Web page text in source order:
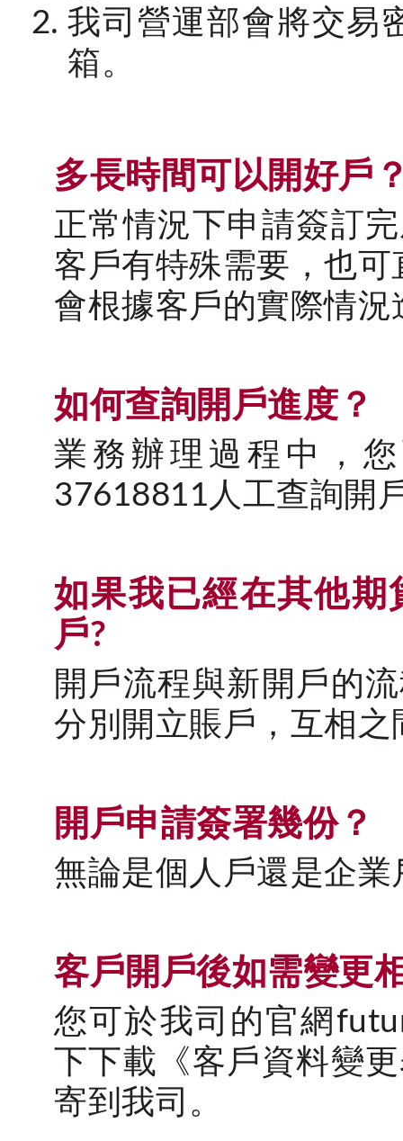
我司營運部會將交易
箱。
多長時間可以開好戶
正常情況下申請簽訂
客戶有特殊需要，也
會根據客戶的實際情
如何查詢開戶進度？
業務辦理過程中，
37618811人工查詢開
如果我已經在其他期
戶?
開戶流程與新開戶的
分別開立賬戶，互相之
開戶申請簽署幾份？
無論是個人戶還是企
客戶開戶後如需變更
您可於我司的官網
下下載《客戶資料變
寄到我司。